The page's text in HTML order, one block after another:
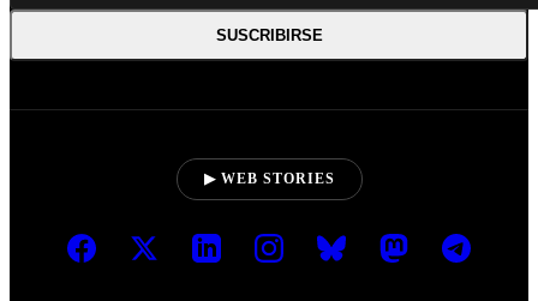
SUSCRIBIRSE
▶ WEB STORIES